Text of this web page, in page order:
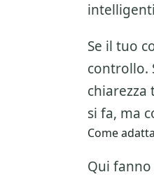
Se il tuo
controllo.
si fa, ma
Come
Qui